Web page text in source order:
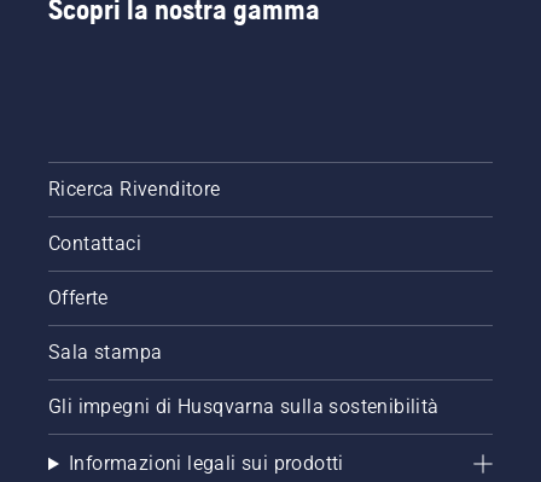
Scopri la nostra gamma
Ricerca Rivenditore
Contattaci
Offerte
Sala stampa
Gli impegni di Husqvarna sulla sostenibilità
Informazioni legali sui prodotti